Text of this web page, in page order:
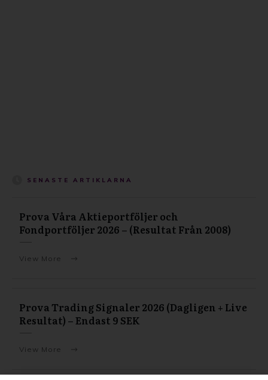
SENASTE ARTIKLARNA
Prova Våra Aktieportföljer och
Fondportföljer 2026 – (Resultat Från 2008)
View More
Prova Trading Signaler 2026 (Dagligen + Live
Resultat) – Endast 9 SEK
View More